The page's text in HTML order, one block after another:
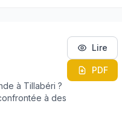
à Tillabéri ?
à des
Lire
PDF